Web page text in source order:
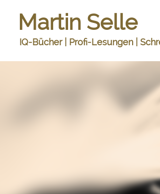
Martin Selle
IQ-Bücher | Profi-Lesungen |